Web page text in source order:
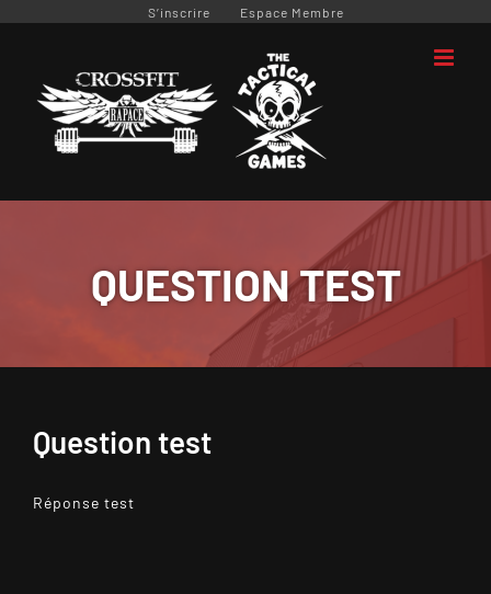
S’inscrire Espace Membre
QUESTION TEST
Question test
Réponse test